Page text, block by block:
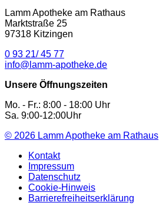
Lamm Apotheke am Rathaus
Marktstraße 25
97318 Kitzingen
0 93 21/ 45 77
info@lamm-apotheke.de
Unsere Öffnungszeiten
Mo. - Fr.: 8:00 - 18:00 Uhr
Sa. 9:00-12:00Uhr
© 2026 Lamm Apotheke am Rathaus
Kontakt
Impressum
Datenschutz
Cookie-Hinweis
Barrierefreiheitserklärung